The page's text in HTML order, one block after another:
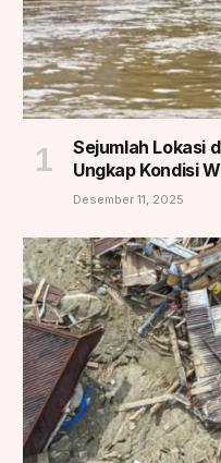
Sejumlah Lokasi
Ungkap Kondisi
Desember 11, 2025